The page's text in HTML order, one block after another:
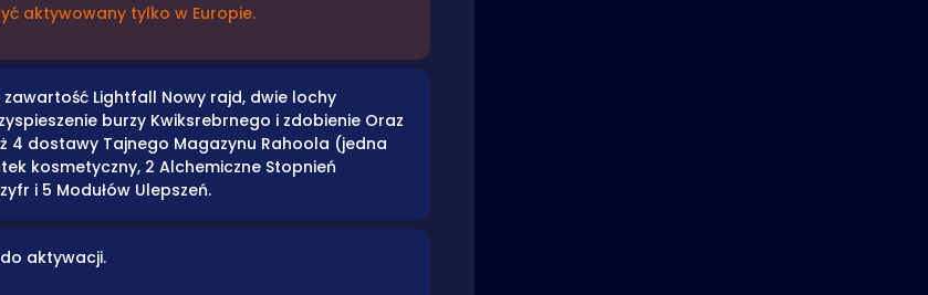
aktywowany tylko w Europie.
Lightfall Nowy rajd, dwie lochy
burzy Kwiksrebrnego i zdobienie Oraz
4 dostawy Tajnego Magazynu Rahoola (jedna
kosmetyczny, 2 Alchemiczne Stopnień
i 5 Modułów Ulepszeń.
aktywacji.